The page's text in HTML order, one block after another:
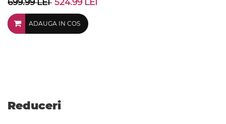
699.99 LEI 524.99 LEI
ADAUGA IN COS
Reduceri